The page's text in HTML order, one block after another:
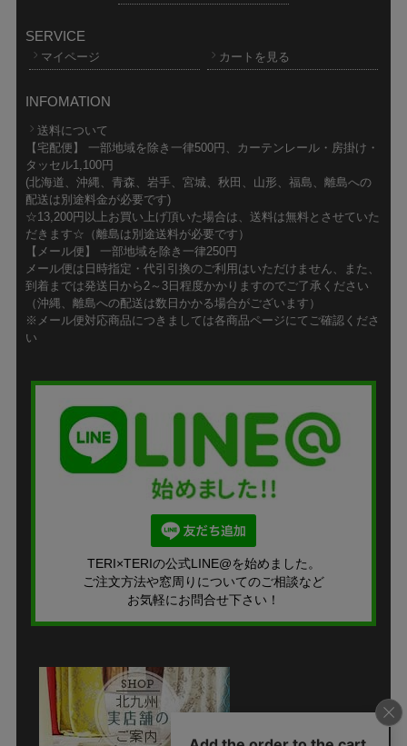
SERVICE
マイページ カートを見る
INFOMATION
送料について
【宅配便】 一部地域を除き一律500円、カーテンレール・房掛け・
タッセル1,100円
(北海道、沖縄、青森、岩手、宮城、秋田、山形、福島、離島への
配送は別途料金が必要です)
☆13,200円以上お買い上げ頂いた場合は、送料は無料とさせていた
だきます☆（離島は別途送料が必要です）
【メール便】 一部地域を除き一律250円
メール便は日時指定・代引引換のご利用はいただけません、また、
到着までは発送日から2～3日程度かかりますのでご了承ください
（沖縄、離島への配送は数日かかる場合がございます）
※メール便対応商品につきましては各商品ページにてご確認くださ
い
TERI×TERIの公式LINE@を始めました。
ご注文方法や窓周りについてのご相談など
お気軽にお問合せ下さい！